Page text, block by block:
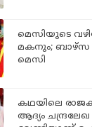
മെസിയുടെ
മകനും; ബാഴ്‌സ
മെസി
കഥയിലെ
ആദ്യം